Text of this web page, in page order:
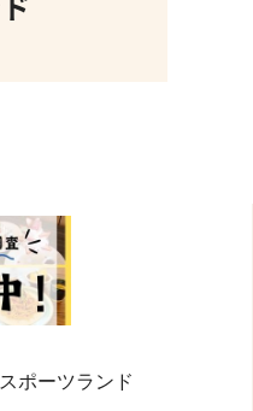
ポーツランド